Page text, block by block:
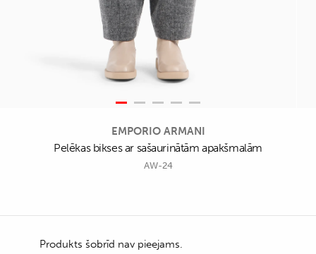
EMPORIO ARMANI
Pelēkas bikses ar sašaurinātām apakšmalām
AW-24
Produkts šobrīd nav pieejams.